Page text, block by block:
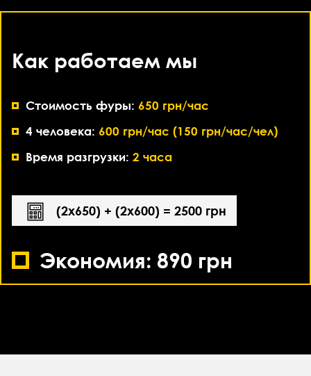
Как работаем мы
Стоимость фуры: 650 грн/час
4 человека: 600 грн/час (150 грн/час/чел)
Время разгрузки: 2 часа
(2х650) + (2х600) = 2500 грн
Экономия: 890 грн